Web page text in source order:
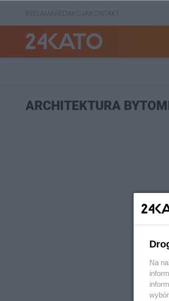
REKLAMAREDAKCJAKONTAKT
ARCHITEKTURA
Na